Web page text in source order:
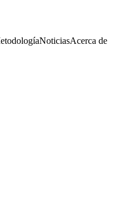
NoticiasAcerca de